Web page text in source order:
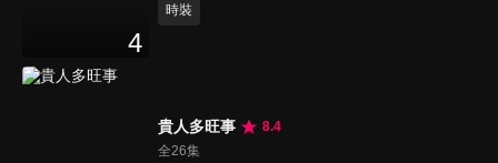
4
時裝
貴人多旺事
8.4
全26集